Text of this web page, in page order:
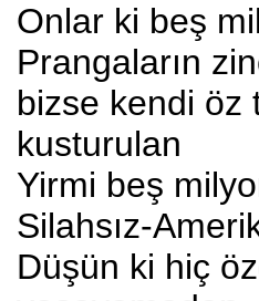
Onlar ki beş
Prangaların
bizse kendi öz
kusturulan
Yirmi beş
Silahsız-
Düşün ki hiç